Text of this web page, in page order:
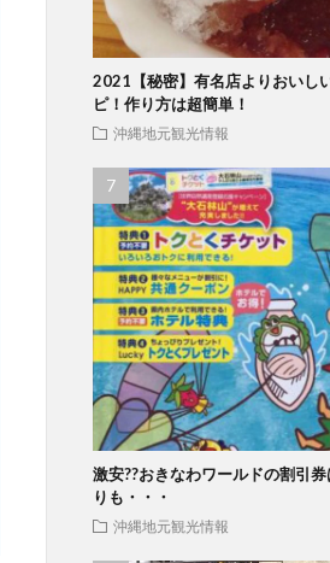
2021【秘密】有名店よりおいし
ピ！作り方は超簡単！
沖縄地元観光情報
激安??おきなわワールドの割引
りも・・・
沖縄地元観光情報